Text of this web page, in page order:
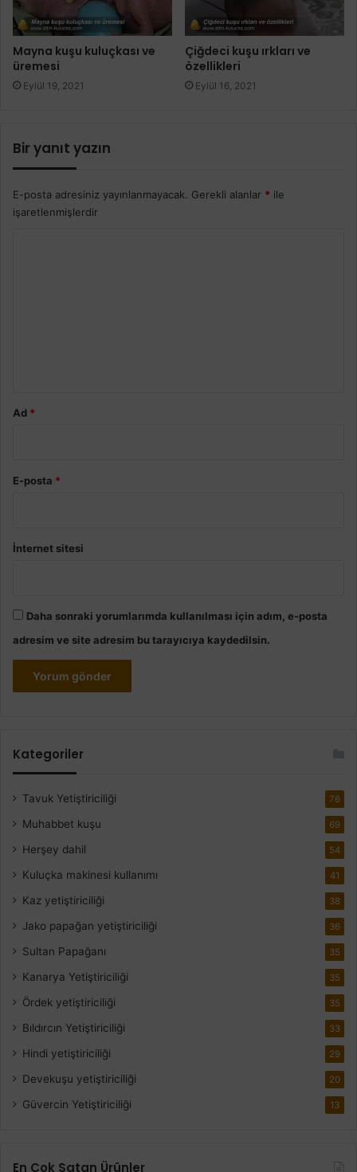
Mayna kuşu kuluçkası ve
üremesi
Eylül 19, 2021
Çiğdeci kuşu ırkları ve
özellikleri
Eylül 16, 2021
Bir yanıt yazın
E-posta adresiniz yayınlanmayacak. Gerekli alanlar * ile
işaretlenmişlerdir
Ad *
E-posta *
İnternet sitesi
Daha sonraki yorumlarımda kullanılması için adım, e-posta
adresim ve site adresim bu tarayıcıya kaydedilsin.
Kategoriler
Tavuk Yetiştiriciliği 76
Muhabbet kuşu 69
Herşey dahil 54
Kuluçka makinesi kullanımı 41
Kaz yetiştiriciliği 38
Jako papağan yetiştiriciliği 36
Sultan Papağanı 35
Kanarya Yetiştiriciliği 35
Ördek yetiştiriciliği 35
Bıldırcın Yetiştiriciliği 33
Hindi yetiştiriciliği 29
Devekuşu yetiştiriciliği 20
Güvercin Yetiştiriciliği 13
En Çok Satan Ürünler